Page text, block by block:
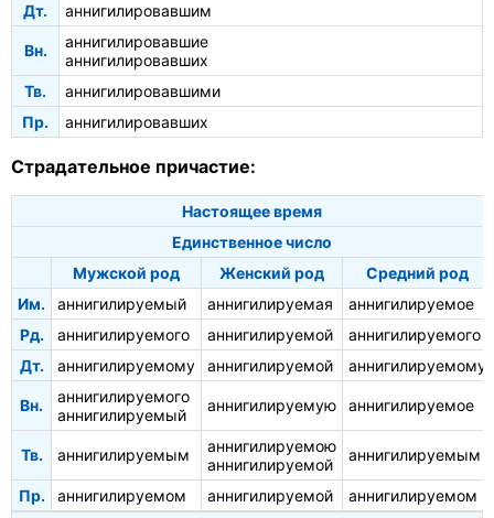
Дт.
аннигилировавшим
Вн.
аннигилировавшие
аннигилировавших
Тв.
аннигилировавшими
Пр.
аннигилировавших
Страдательное причастие:
Настоящее время
Единственное число
Мужской род
Женский род
Средний род
Им.
аннигилируемый аннигилируемая
аннигилируемое
Рд.
аннигилируемого аннигилируемой
аннигилируемого
Дт.
аннигилируемому аннигилируемой аннигилируемому
Вн.
аннигилируемого
аннигилируемый
аннигилируемую аннигилируемое
Тв. аннигилируемым
аннигилируемою
аннигилируемой
аннигилируемым
Пр. аннигилируемом аннигилируемой аннигилируемом